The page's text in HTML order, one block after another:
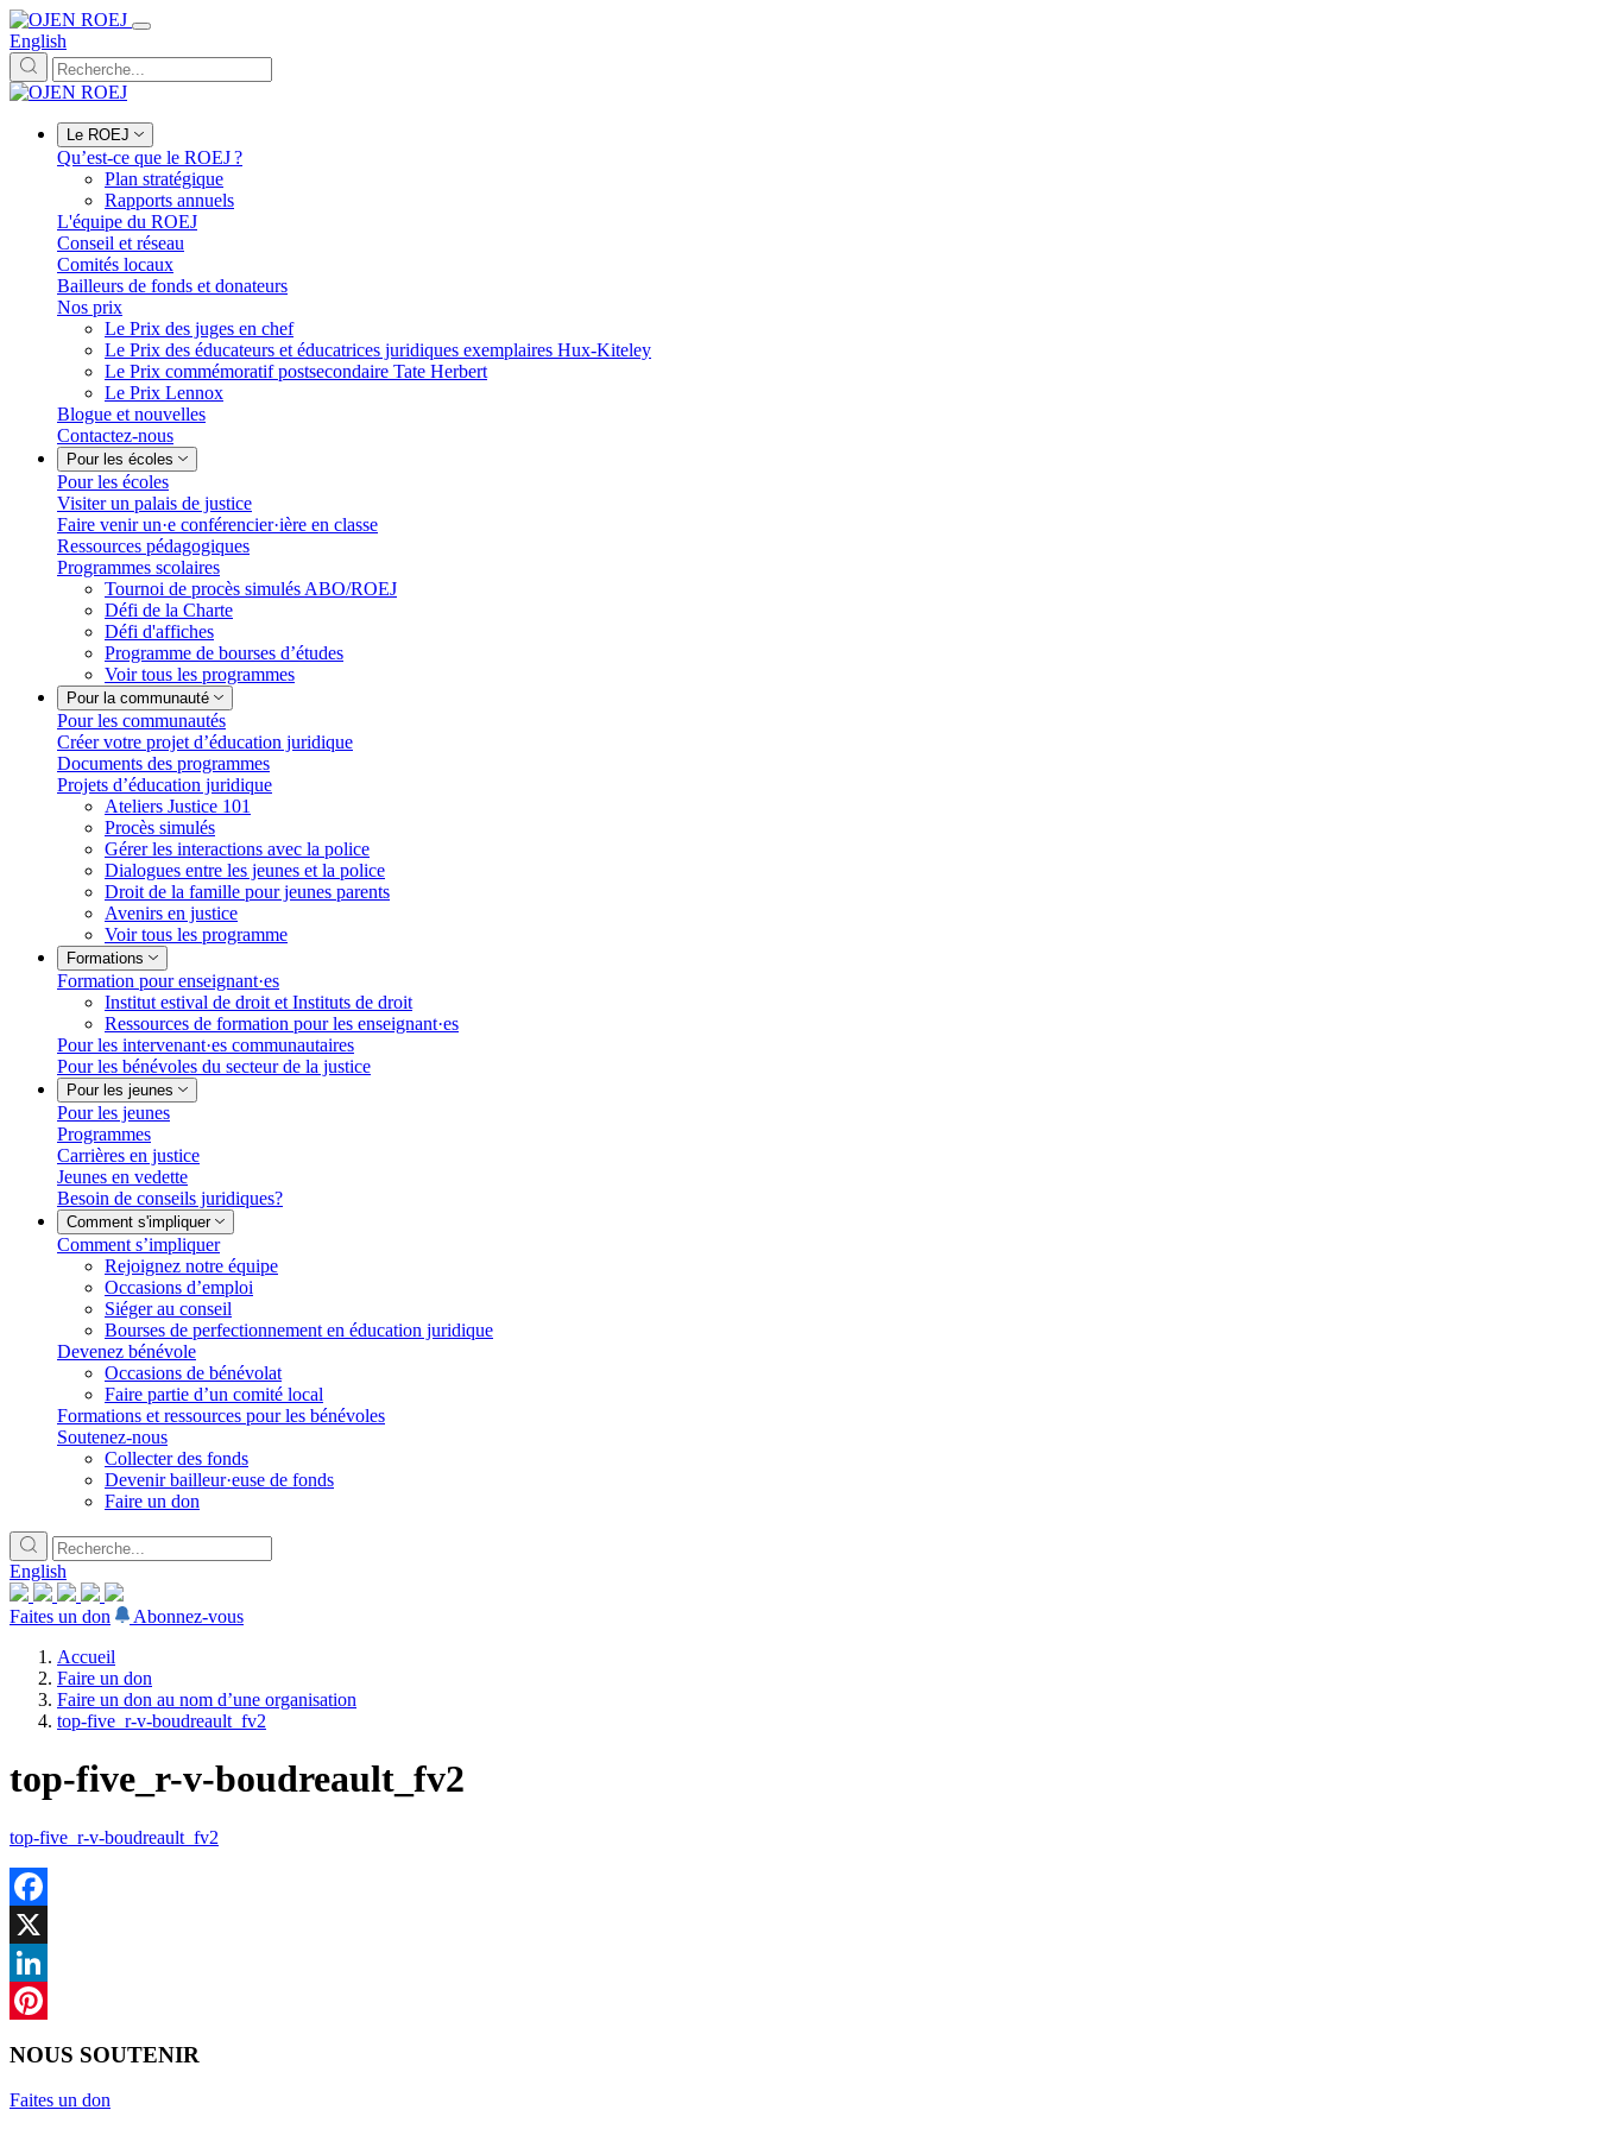
English
Le ROEJ
Qu’est-ce que le ROEJ ?
Plan stratégique
Rapports annuels
L'équipe du ROEJ
Conseil et réseau
Comités locaux
Bailleurs de fonds et donateurs
Nos prix
Le Prix des juges en chef
Le Prix des éducateurs et éducatrices juridiques exemplaires Hux-Kiteley
Le Prix commémoratif postsecondaire Tate Herbert
Le Prix Lennox
Blogue et nouvelles
Contactez-nous
Pour les écoles
Pour les écoles
Visiter un palais de justice
Faire venir un·e conférencier·ière en classe
Ressources pédagogiques
Programmes scolaires
Tournoi de procès simulés ABO/ROEJ
Défi de la Charte
Défi d'affiches
Programme de bourses d’études
Voir tous les programmes
Pour la communauté
Pour les communautés
Créer votre projet d’éducation juridique
Documents des programmes
Projets d’éducation juridique
Ateliers Justice 101
Procès simulés
Gérer les interactions avec la police
Dialogues entre les jeunes et la police
Droit de la famille pour jeunes parents
Avenirs en justice
Voir tous les programme
Formations
Formation pour enseignant·es
Institut estival de droit et Instituts de droit
Ressources de formation pour les enseignant·es
Pour les intervenant·es communautaires
Pour les bénévoles du secteur de la justice
Pour les jeunes
Pour les jeunes
Programmes
Carrières en justice
Jeunes en vedette
Besoin de conseils juridiques?
Comment s'impliquer
Comment s’impliquer
Rejoignez notre équipe
Occasions d’emploi
Siéger au conseil
Bourses de perfectionnement en éducation juridique
Devenez bénévole
Occasions de bénévolat
Faire partie d’un comité local
Formations et ressources pour les bénévoles
Soutenez-nous
Collecter des fonds
Devenir bailleur·euse de fonds
Faire un don
English
Faites un don
Abonnez-vous
Accueil
Faire un don
Faire un don au nom d’une organisation
top-five_r-v-boudreault_fv2
top-five_r-v-boudreault_fv2
top-five_r-v-boudreault_fv2
Facebook
X
LinkedIn
NOUS SOUTENIR
Faites un don